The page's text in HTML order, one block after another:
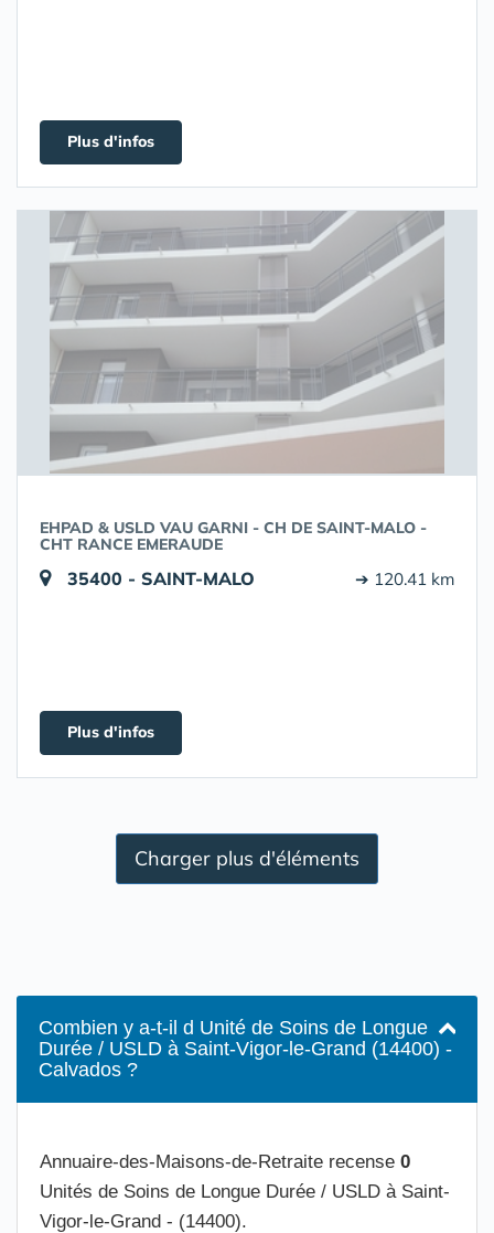
Plus d'infos
EHPAD & USLD VAU GARNI - CH DE SAINT-MALO -
CHT RANCE EMERAUDE
35400 - SAINT-MALO ➔ 120.41 km
Plus d'infos
Charger plus d'éléments
Combien y a-t-il d Unité de Soins de Longue
Durée / USLD à Saint-Vigor-le-Grand (14400) -
Calvados ?
Annuaire-des-Maisons-de-Retraite recense 0
Unités de Soins de Longue Durée / USLD à Saint-
Vigor-le-Grand - (14400).